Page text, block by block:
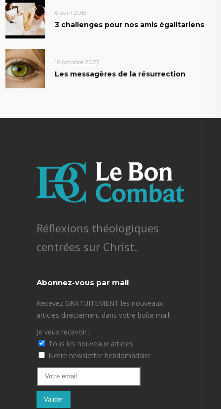
6 avril 2015
3 challenges pour nos amis égalitariens
16 octobre 2022
Les messagères de la résurrection
Réflexions théologiques
centrées sur Christ.
Abonnez-vous par mail
Recevez GRATUITEMENT les nouveaux
articles directement dans votre boîte mail!
Je veux recevoir :
Tous les nouveaux articles
Notre newsletter hebdomadaire